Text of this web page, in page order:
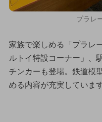
プラレ
家族で楽しめる「プラレ
ルトイ特設コーナー」、
チンカーも登場。鉄道模
める内容が充実しています